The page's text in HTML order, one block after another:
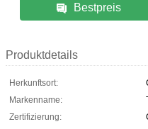
Bestpreis
Produktdetails
Herkunftsort:
Markenname:
Zertifizierung: